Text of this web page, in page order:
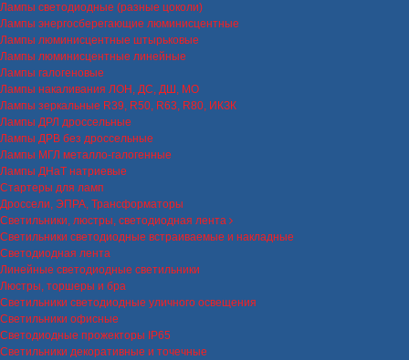
Лампы светодиодные (разные цоколи)
Лампы энергосберегающие люминисцентные
Лампы люминисцентные штырьковые
Лампы люминисцентные линейные
Лампы галогеновые
Лампы накаливания ЛОН, ДС, ДШ, МО
Лампы зеркальные R39, R50, R63, R80, ИКЗК
Лампы ДРЛ дроссельные
Лампы ДРВ без дроссельные
Лампы МГЛ металло-галогенные
Лампы ДНаТ натриевые
Стартеры для ламп
Дроссели, ЭПРА, Трансформаторы
Светильники, люстры, светодиодная лента
Светильники светодиодные встраиваемые и накладные
Светодиодная лента
Линейные светодиодные светильники
Люстры, торшеры и бра
Светильники светодиодные уличного освещения
Светильники офисные
Светодиодные прожекторы IP65
Светильники декоративные и точечные